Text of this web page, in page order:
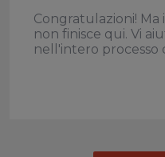
Congratulazioni! Ma
non finisce qui. Vi
nell'intero processo